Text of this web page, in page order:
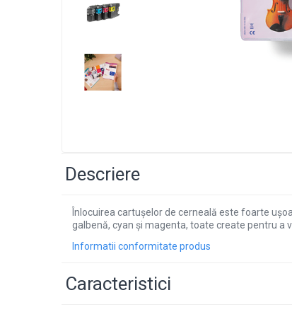
Descriere
Înlocuirea cartușelor de cerneală este foarte
galbenă, cyan și magenta, toate create pentru a
Informatii conformitate produs
Caracteristici